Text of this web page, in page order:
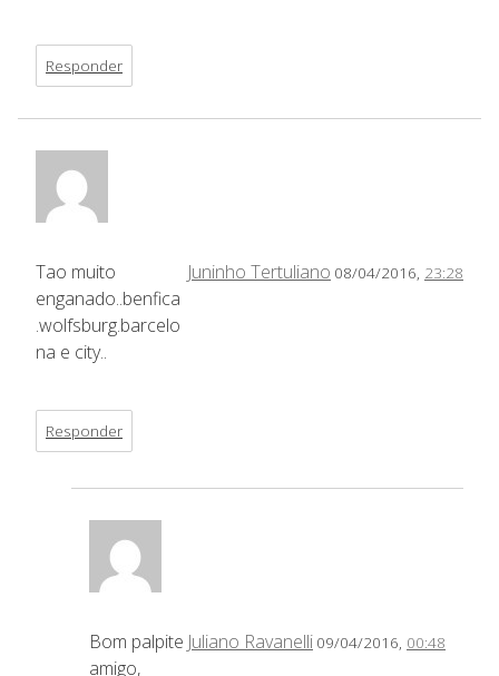
Responder
Juninho Tertuliano 08/04/2016, 23:28
Tao muito
enganado..benfica
.wolfsburg.barcelo
na e city..
Responder
Juliano Ravanelli 09/04/2016, 00:48
Bom palpite
amigo,